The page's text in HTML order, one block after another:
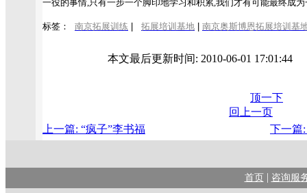
一役的事情,只有一步一个脚印地学习和积累,我们才有可能最终成
标签： 南京拓展训练 拓展培训基地 南京奥斯博恩拓展培训基
本文最后更新时间: 2010-06-01
顶一下
回上一页
上一篇: “疯子”李书福
下一篇
首页 | 咨询服